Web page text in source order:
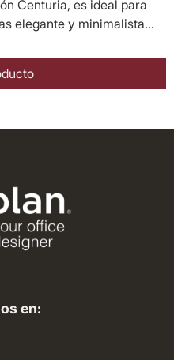
Centuria, es ideal para
elegante y minimalista...
en: